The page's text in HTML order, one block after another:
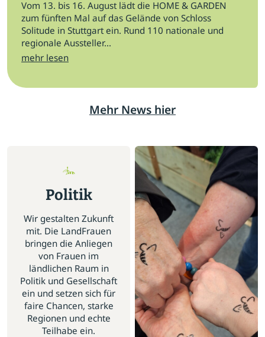
Vom 13. bis 16. August lädt die HOME & GARDEN
zum fünften Mal auf das Gelände von Schloss
Solitude in Stuttgart ein. Rund 110 nationale und
regionale Aussteller...
mehr lesen
Mehr News hier
Politik
Wir gestalten Zukunft
mit. Die LandFrauen
bringen die Anliegen
von Frauen im
ländlichen Raum in
Politik und Gesellschaft
ein und setzen sich für
faire Chancen, starke
Regionen und echte
Teilhabe ein.